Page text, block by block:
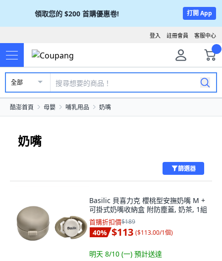
領取您的 $200 首購優惠卷! 打開 App
客服中心
註冊會員
登入
全部
酷澎首頁 母嬰 哺乳用品 奶嘴
奶嘴
篩選器
Basilic 貝喜力克 櫻桃型安撫奶嘴 M +
可掛式奶嘴收納盒 附防塵蓋, 奶茶, 1組
首購折扣價$189
40% $113 ($113.00/1個)
明天 8/10 (一) 預計送達